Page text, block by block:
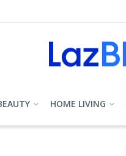
HOME LIVING